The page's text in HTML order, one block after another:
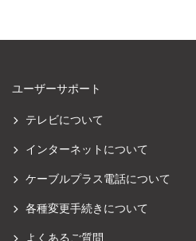
ユーザーサポート
テレビについて
インターネットについて
ケーブルプラス電話について
各種変更手続きについて
よくあるご質問